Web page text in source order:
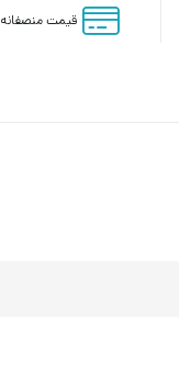
قیمت منصفانه